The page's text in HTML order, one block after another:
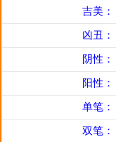
吉美：
凶丑：
阴性：
阳性：
单笔：
双笔：